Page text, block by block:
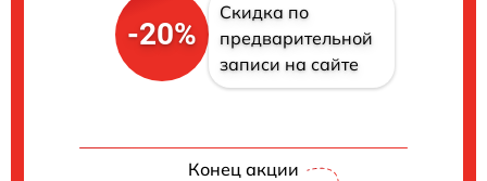
-20%
Скидка по
предварительной
записи на сайте
Конец акции